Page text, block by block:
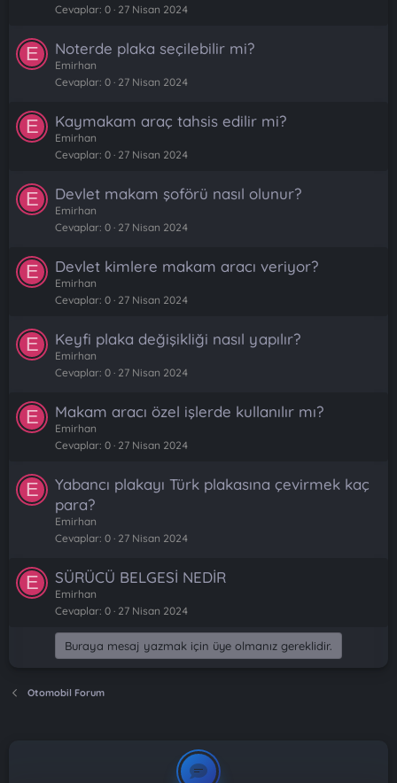
Cevaplar 0 27 Nisan 2024
E Noterde plaka seçilebilir mi?
Emirhan
Cevaplar 0 27 Nisan 2024
E Kaymakam araç tahsis edilir mi?
Emirhan
Cevaplar 0 27 Nisan 2024
E Devlet makam şoförü nasıl olunur?
Emirhan
Cevaplar 0 27 Nisan 2024
E Devlet kimlere makam aracı veriyor?
Emirhan
Cevaplar 0 27 Nisan 2024
E Keyfi plaka değişikliği nasıl yapılır?
Emirhan
Cevaplar 0 27 Nisan 2024
E Makam aracı özel işlerde kullanılır mı?
Emirhan
Cevaplar 0 27 Nisan 2024
E
Yabancı plakayı Türk plakasına çevirmek kaç
para?
Emirhan
Cevaplar 0 27 Nisan 2024
E SÜRÜCÜ BELGESİ NEDİR
Emirhan
Cevaplar 0 27 Nisan 2024
Buraya mesaj yazmak için üye olmanız gereklidir.
Otomobil Forum